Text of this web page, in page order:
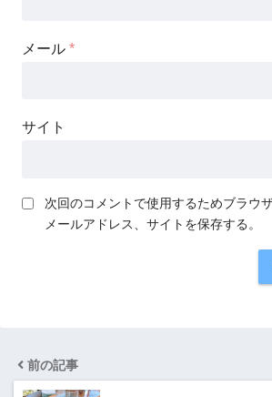
メール *
サイト
次回のコメントで使用するためブラウ
メールアドレス、サイトを保存する。
前の記事